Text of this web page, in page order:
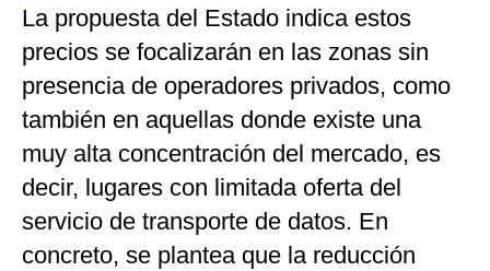
La propuesta del Estado indica estos
precios se focalizarán en las zonas sin
presencia de operadores privados, como
también en aquellas donde existe una
muy alta concentración del mercado, es
decir, lugares con limitada oferta del
servicio de transporte de datos. En
concreto, se plantea que la reducción